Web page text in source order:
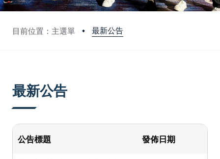
目前位置：主選單 最新公告
最新公告
公告標題 發佈日期